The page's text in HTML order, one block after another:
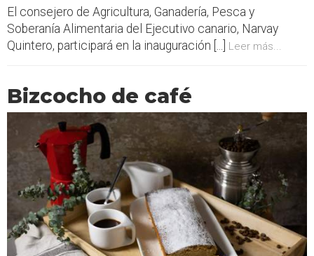
El consejero de Agricultura, Ganadería, Pesca y
Soberanía Alimentaria del Ejecutivo canario, Narvay
Quintero, participará en la inauguración [...] Leer más...
Bizcocho de café